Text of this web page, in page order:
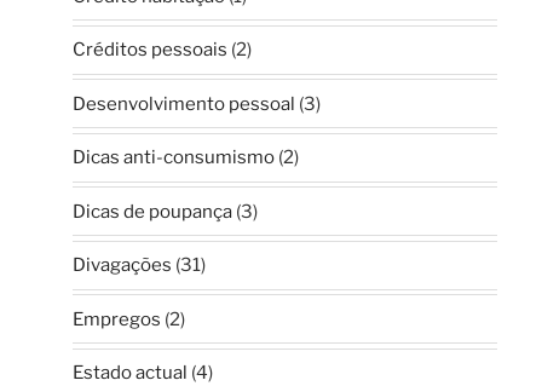
Créditos pessoais (2)
Desenvolvimento pessoal (3)
Dicas anti-consumismo(2)
Dicas de poupança(3)
Divagações (31)
Empregos (2)
Estado actual (4)